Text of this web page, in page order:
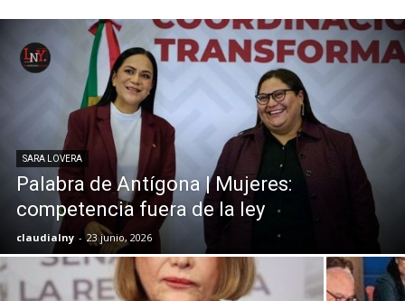
SARA LOVERA
Palabra de Antígona | Mujeres:
competencia fuera de la ley
claudialny - 23 junio, 2026